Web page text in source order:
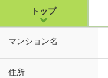
トップ
マンション名
住所